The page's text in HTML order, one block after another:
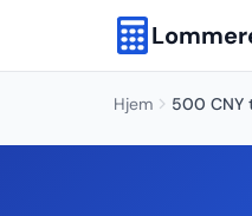
Hjem 500 CNY